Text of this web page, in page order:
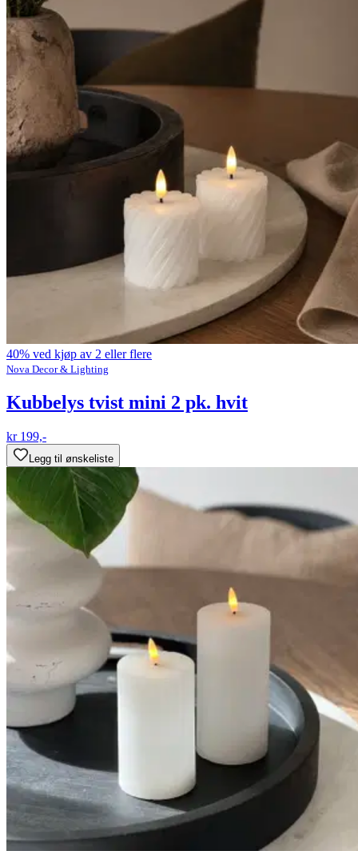
40% ved kjøp av 2 eller flere
Nova Decor & Lighting
Kubbelys tvist mini 2 pk. hvit
kr 199,-
Legg til ønskeliste